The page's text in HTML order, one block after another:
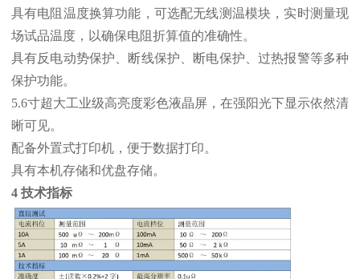
具有电阻温度换算功能，可选配无线测温模块，实时测量现
场试品温度，以确保电阻折算值的准确性。
具有反电动势保护、断线保护、断电保护、过热报警等多种
保护功能。
5.6寸超大工业级高亮度彩色液晶屏，在强阳光下显示依然清
晰可见。
配备外置式打印机，便于数据打印。
具有本机存储和优盘存储。
4 技术指标